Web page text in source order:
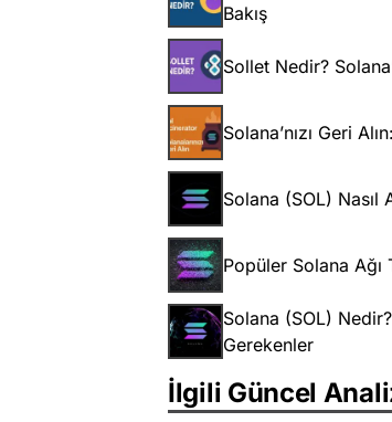
Bakış
Sollet Nedir?
Solana’nızı Geri
Solana (SOL) Nasıl
Popüler Solana Ağı
Solana (SOL)
Gerekenler
İlgili Güncel